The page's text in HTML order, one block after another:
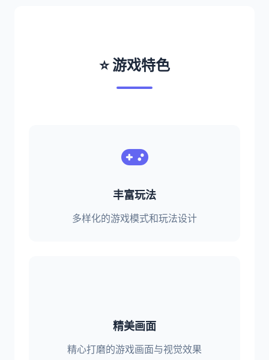
⭐ 游戏特色
丰富玩法
多样化的游戏模式和玩法设计
精美画面
精心打磨的游戏画面与视觉效果